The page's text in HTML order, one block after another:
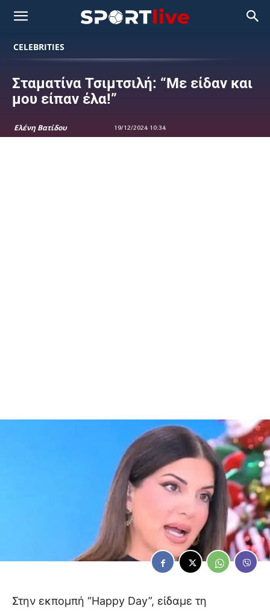
CELEBRITIES
Σταματίνα Τσιμτσιλή: “Με είδαν και
μου είπαν έλα!”
Ελένη Βατίδου 19/12/2024 10:34
Στην εκπομπή “Happy Day”, είδαμε τη